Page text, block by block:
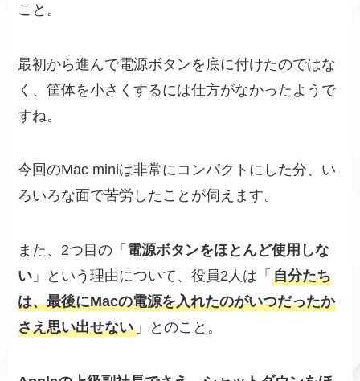
こと。
最初から進んで電源ボタンを底に付けたのではな
く、筐体を小さくするには仕方がなかったようで
すね。
今回のMac miniは非常にコンパクトにした分、い
ろいろな面で苦労したことが伺えます。
また、2つ目の「 電源ボタンをほとんど使用しな
い 」という理由について、役員2人は「自分たち
は、最後にMacの電源を入れたのがいつだったか
さえ思い出せない 」とのこと。